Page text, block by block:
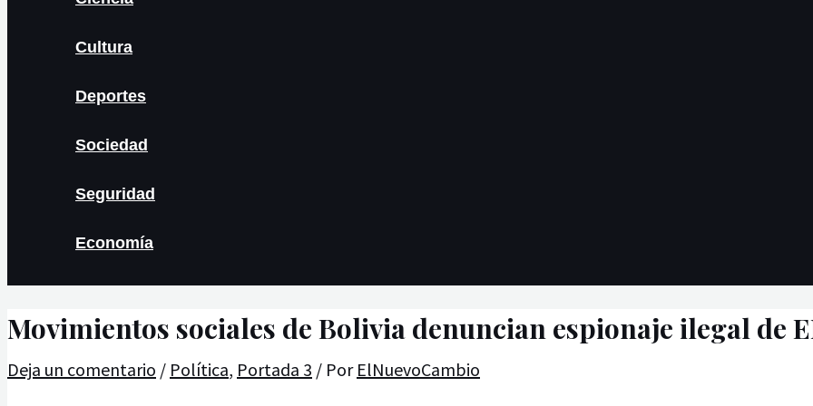
Cultura
Deportes
Sociedad
Seguridad
Economía
Movimientos sociales de Bolivia denuncian espionaje ilegal de
Deja un comentario / Política, Portada 3 / Por ElNuevoCambio